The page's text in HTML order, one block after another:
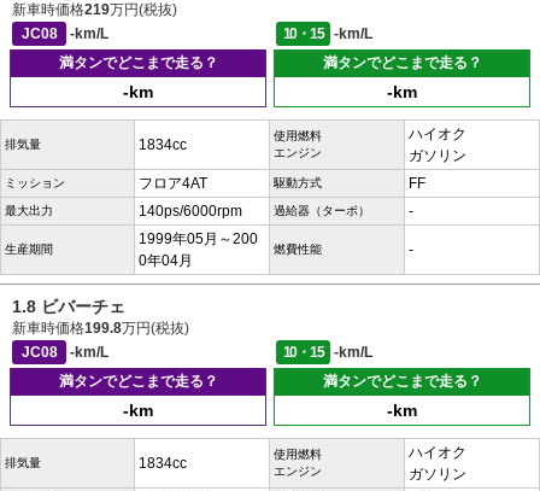
新車時価格219万円(税抜)
JC08
-km/L 10・15
-km/L
満タンでどこまで走る？
-km
満タンでどこまで走る？
-km
排気量 1834cc
使用燃料
エンジン
ハイオク
ガソリン
ミッション フロア4AT 駆動方式 FF
最大出力 140ps/6000rpm 過給器（ターボ） -
生産期間
1999年05月～200
0年04月
燃費性能 -
1.8 ビバーチェ
新車時価格199.8万円(税抜)
JC08
-km/L 10・15
-km/L
満タンでどこまで走る？
-km
満タンでどこまで走る？
-km
排気量 1834cc
使用燃料
エンジン
ハイオク
ガソリン